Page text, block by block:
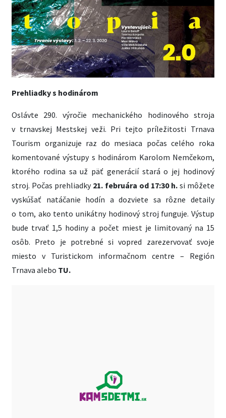
Prehliadky s hodinárom
Oslávte 290. výročie mechanického hodinového stroja
v trnavskej Mestskej veži. Pri tejto príležitosti Trnava
Tourism organizuje raz do mesiaca počas celého roka
komentované výstupy s hodinárom Karolom Nemčekom,
ktorého rodina sa už päť generácií stará o jej hodinový
stroj. Počas prehliadky 21. februára od 17:30 h. si môžete
vyskúšať natáčanie hodín a dozviete sa rôzne detaily
o tom, ako tento unikátny hodinový stroj funguje. Výstup
bude trvať 1,5 hodiny a počet miest je limitovaný na 15
osôb. Preto je potrebné si vopred zarezervovať svoje
miesto v Turistickom informačnom centre – Región
Trnava alebo TU.